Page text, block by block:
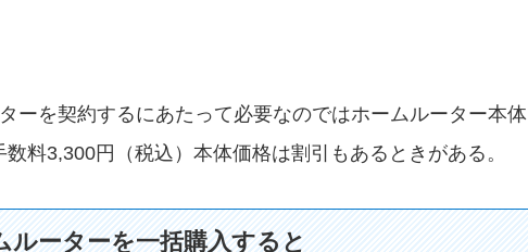
ーを契約するにあたって必要なのではホームルーター本体
料3,300円（税込）本体価格は割引もあるときがある。
ーターを一括購入すると